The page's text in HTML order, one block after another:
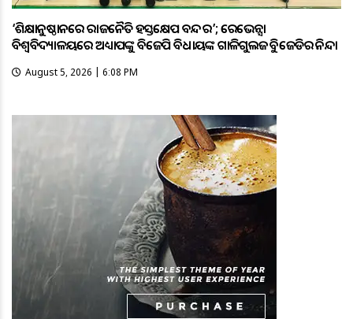
‘ଶିକ୍ଷାନୁଷ୍ଠାନରେ ରାଜନୈତିକ ହସ୍ତକ୍ଷେପ ବନ୍ଦ କର’; ରେଭେନ୍ସା
ବିଶ୍ୱବିଦ୍ୟାଳୟରେ ଅଧ୍ୟାପକଙ୍କୁ ବିଜେପି ବିଧାୟକଙ୍କ ଗାଳିଗୁଲଜକୁ ବିଜେଡିର ନିନ୍ଦା
August 5, 2026 | 6:08 PM